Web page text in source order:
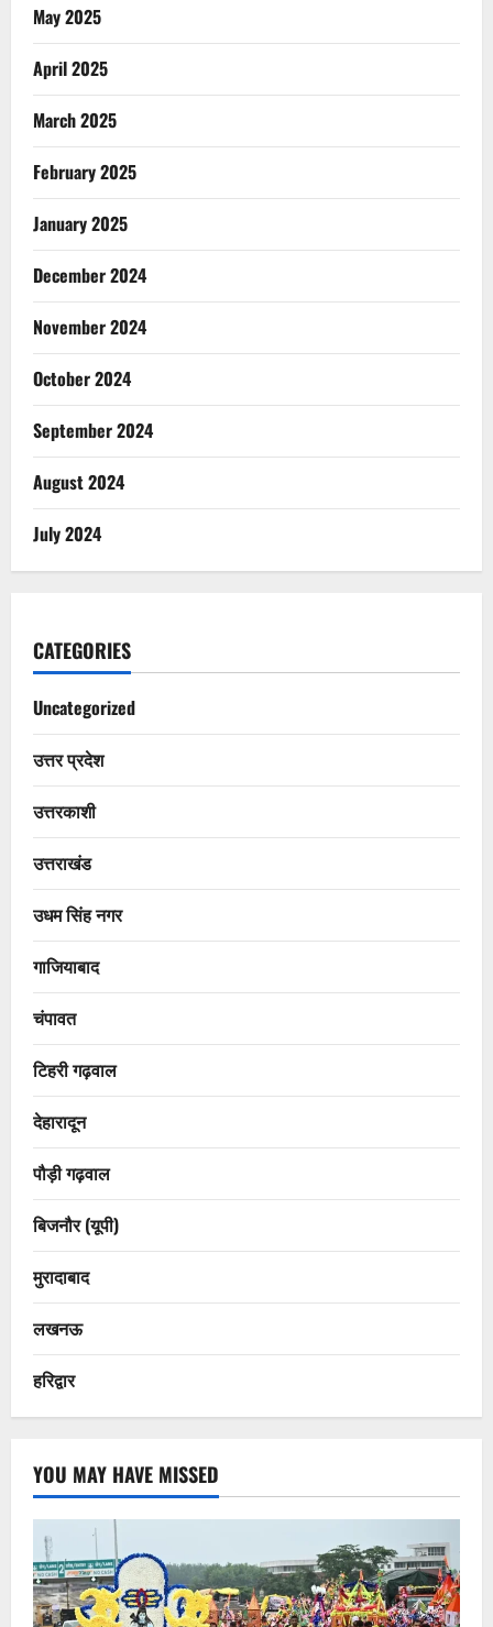
May 2025
April 2025
March 2025
February 2025
January 2025
December 2024
November 2024
October 2024
September 2024
August 2024
July 2024
CATEGORIES
Uncategorized
उत्तर प्रदेश
उत्तरकाशी
उत्तराखंड
उधम सिंह नगर
गाजियाबाद
चंपावत
टिहरी गढ़वाल
देहारादून
पौड़ी गढ़वाल
बिजनौर (यूपी)
मुरादाबाद
लखनऊ
हरिद्वार
YOU MAY HAVE MISSED